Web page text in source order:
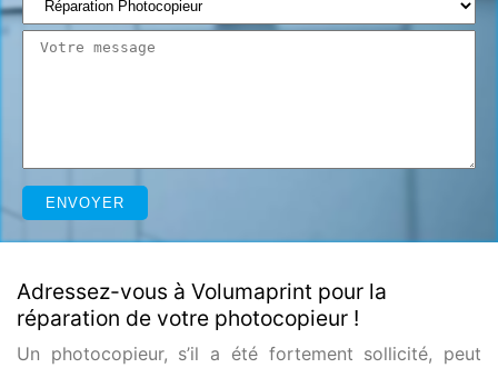
Adressez-vous à Volumaprint pour la
réparation de votre photocopieur !
Un photocopieur, s’il a été fortement sollicité, peut